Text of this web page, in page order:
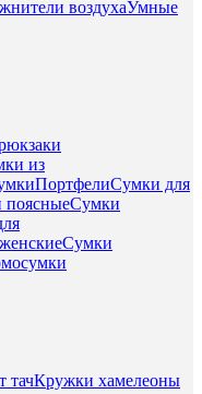
воздухаУмные
из
ПортфелиСумки для
Сумки
Сумки
тачКружки хамелеоны